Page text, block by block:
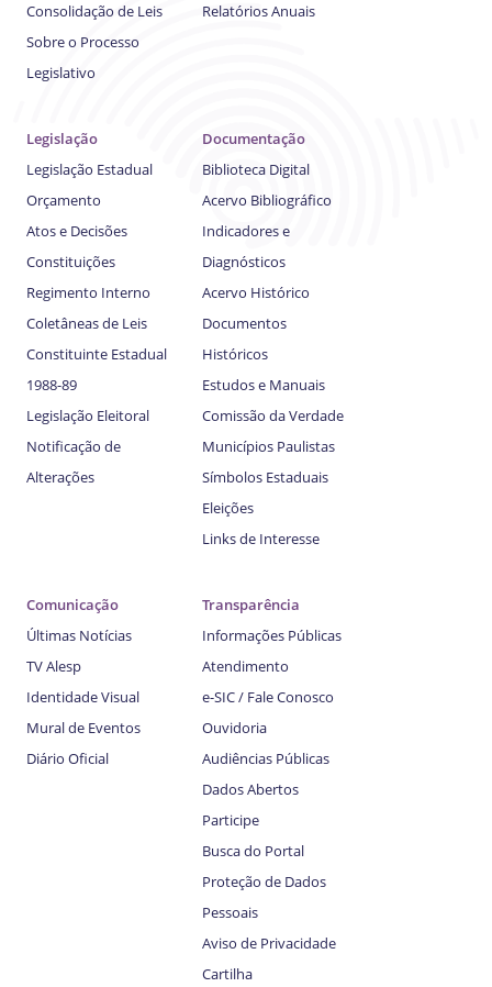
Consolidação de Leis
Sobre o Processo
Legislativo
Relatórios Anuais
Legislação
Legislação Estadual
Orçamento
Atos e Decisões
Constituições
Regimento Interno
Coletâneas de Leis
Constituinte Estadual
1988-89
Legislação Eleitoral
Notificação de
Alterações
Documentação
Biblioteca Digital
Acervo Bibliográfico
Indicadores e
Diagnósticos
Acervo Histórico
Documentos
Históricos
Estudos e Manuais
Comissão da Verdade
Municípios Paulistas
Símbolos Estaduais
Eleições
Links de Interesse
Comunicação
Últimas Notícias
TV Alesp
Identidade Visual
Mural de Eventos
Diário Oficial
Transparência
Informações Públicas
Atendimento
e-SIC / Fale Conosco
Ouvidoria
Audiências Públicas
Dados Abertos
Participe
Busca do Portal
Proteção de Dados
Pessoais
Aviso de Privacidade
Cartilha